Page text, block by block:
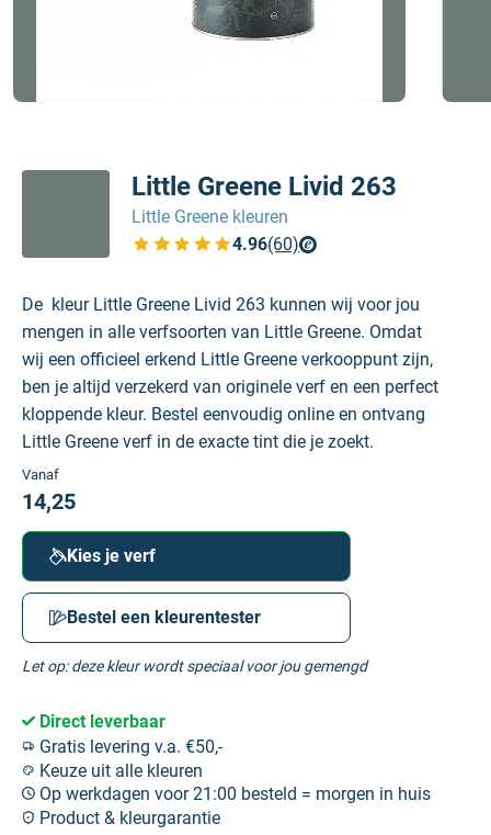
Little Greene Livid 263
Little Greene kleuren
4.96(60)
Bekijk de verfplaza beoordelingen
De kleur Little Greene Livid 263 kunnen wij voor jou
mengen in alle verfsoorten van Little Greene. Omdat
wij een officieel erkend Little Greene verkooppunt zijn,
ben je altijd verzekerd van originele verf en een perfect
kloppende kleur. Bestel eenvoudig online en ontvang
Little Greene verf in de exacte tint die je zoekt.
Vanaf
14,25
Kies je verf
Bestel een kleurentester
Let op: deze kleur wordt speciaal voor jou gemengd
Direct leverbaar
Gratis levering v.a. €50,-
Keuze uit alle kleuren
Op werkdagen voor 21:00 besteld = morgen in huis
Product & kleurgarantie